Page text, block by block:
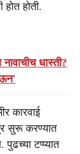
होती.
धास्ती?
कारवाई
सुरू करण्यात
टप्प्यात